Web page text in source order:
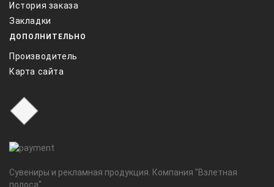
История заказа
Закладки
ДОПОЛНИТЕЛЬНО
Производитель
Карта сайта
Сувениры и рекламная продукция. Компания "Взлетная
полоса".